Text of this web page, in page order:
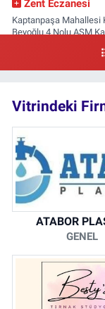
Zent Eczanesi
Kaptanpaşa Mahallesi
Beyoğlu 4 Nolu ASM
Vitrindeki
ATABOR
GENEL